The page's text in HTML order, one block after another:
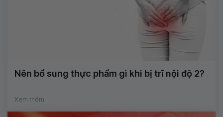
Nên bổ sung thực phẩm gì khi bị trĩ nội độ 2?
Xem thêm